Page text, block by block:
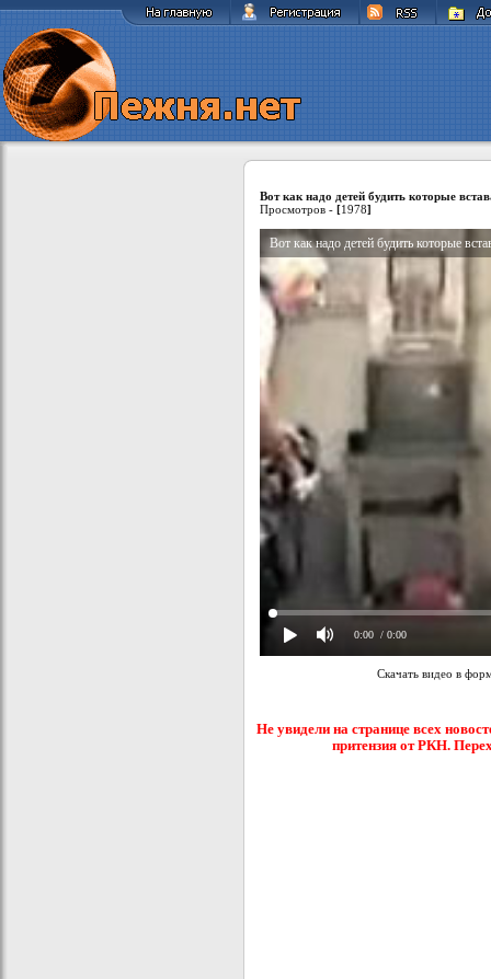
Вот как надо детей будить которые
Просмотров - [1978]
Вот как надо детей будить которые
0:00 / 0:00
Скачать видео в
Не увидели на странице всех
притензия от РКН.